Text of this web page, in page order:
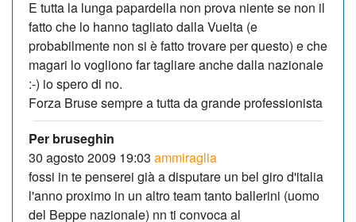
E tutta la lunga papardella non prova niente se non il
fatto che lo hanno tagliato dalla Vuelta (e
probabilmente non si è fatto trovare per questo) e che
magari lo vogliono far tagliare anche dalla nazionale
:-) io spero di no.
Forza Bruse sempre a tutta da grande professionista
Per bruseghin
30 agosto 2009 19:03 ammiraglia
fossi in te penserei già a disputare un bel giro d'italia
l'anno proximo in un altro team tanto ballerini (uomo
del Beppe nazionale) nn ti convoca al